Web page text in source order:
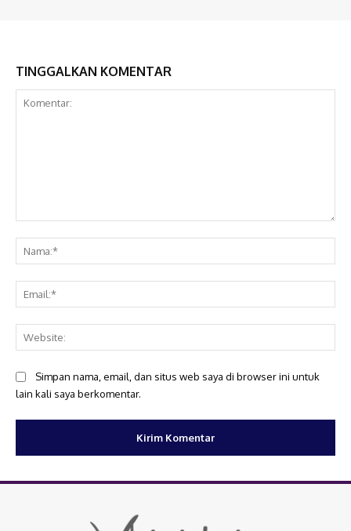
TINGGALKAN KOMENTAR
Simpan nama, email, dan situs web saya di browser ini untuk
lain kali saya berkomentar.